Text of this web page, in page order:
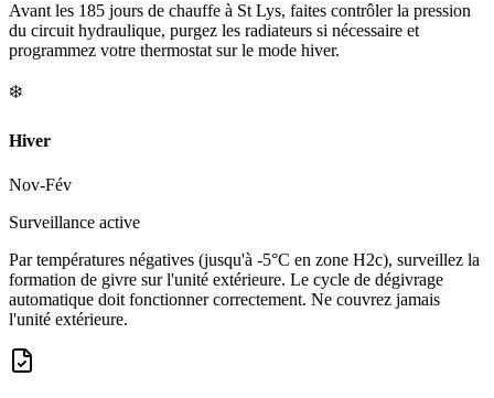
Avant les 185 jours de chauffe à St Lys, faites contrôler la pression
du circuit hydraulique, purgez les radiateurs si nécessaire et
programmez votre thermostat sur le mode hiver.
❄️
Hiver
Nov-Fév
Surveillance active
Par températures négatives (jusqu'à -5°C en zone H2c), surveillez la
formation de givre sur l'unité extérieure. Le cycle de dégivrage
automatique doit fonctionner correctement. Ne couvrez jamais
l'unité extérieure.